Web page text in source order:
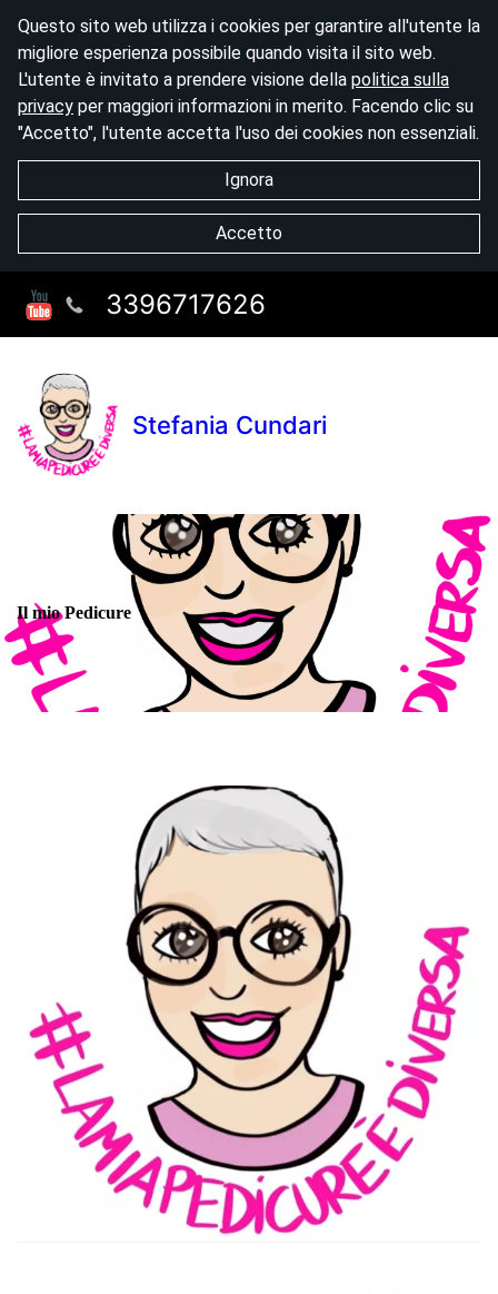
Questo sito web utilizza i cookies per garantire all'utente la
migliore esperienza possibile quando visita il sito web.
L'utente è invitato a prendere visione della politica sulla
privacy per maggiori informazioni in merito. Facendo clic su
"Accetto", l'utente accetta l'uso dei cookies non essenziali.
Ignora
Accetto
Stefania Cundari
3396717626
Il mio Pedicure